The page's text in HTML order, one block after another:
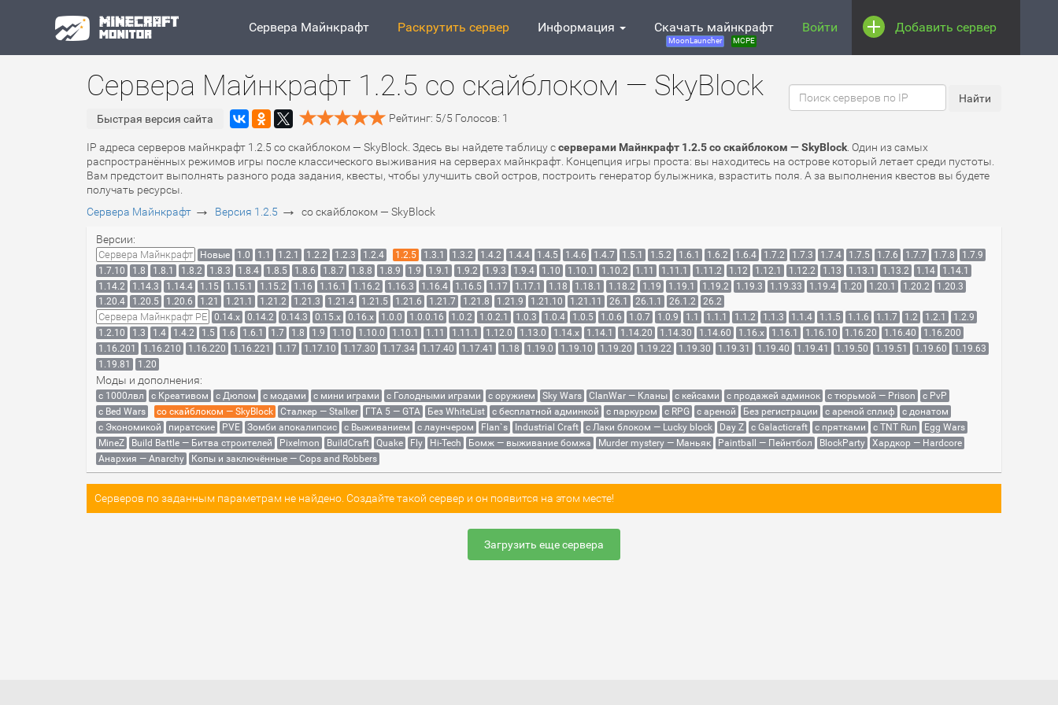
Сервера Майнкрафт Раскрутить сервер Информация Скачать майнкрафт
MoonLauncher MCPE
Войти Добавить сервер
Сервера Майнкрафт 1.2.5 со скайблоком — SkyBlock
Быстрая версия сайта Рейтинг: 5/5 Голосов: 1
IP адреса серверов майнкрафт 1.2.5 со скайблоком — SkyBlock. Здесь вы найдете таблицу ссерверами Майнкрафт 1.2.5 со скайблоком — SkyBlock . Один из самых
распространённых режимов игры после классического выживания на серверах майнкрафт. Концепция игры проста: вы находитесь на острове который летает среди пустоты.
Вам предстоит выполнять разного рода задания, квесты, чтобы улучшить свой остров, построить генератор булыжника, взрастить поля. А за выполнения квестов вы будете
получать ресурсы.
Сервера Майнкрафт → Версия 1.2.5 → со скайблоком — SkyBlock
Версии:
Сервера Майнкрафт Новые 1.0 1.1 1.2.1 1.2.2 1.2.3 1.2.4 1.2.5 1.3.1 1.3.2 1.4.2 1.4.4 1.4.5 1.4.6 1.4.7 1.5.1 1.5.2 1.6.1 1.6.2 1.6.4 1.7.2 1.7.3 1.7.4 1.7.5 1.7.6 1.7.7 1.7.8
1.7.9
1.7.10
1.8 1.8.1 1.8.2 1.8.3 1.8.4 1.8.5 1.8.6 1.8.7 1.8.8 1.8.9 1.9 1.9.1 1.9.2 1.9.3 1.9.4 1.10 1.10.1 1.10.2 1.11 1.11.1 1.11.2 1.12 1.12.1 1.12.2 1.13 1.13.1 1.13.2 1.14
1.14.1
1.14.2
1.14.3 1.14.4 1.15 1.15.1 1.15.2 1.16 1.16.1 1.16.2 1.16.3 1.16.4 1.16.5 1.17 1.17.1 1.18 1.18.1 1.18.2 1.19 1.19.1 1.19.2 1.19.3 1.19.33 1.19.4 1.20 1.20.1 1.20.2
1.20.3
1.20.4
1.20.5 1.20.6 1.21 1.21.1 1.21.2 1.21.3 1.21.4 1.21.5 1.21.6 1.21.7 1.21.8 1.21.9 1.21.10 1.21.11 26.1 26.1.1 26.1.2 26.2
Сервера Майнкрафт PE 0.14.x 0.14.2 0.14.3 0.15.x 0.16.x 1.0.0 1.0.0.16 1.0.2 1.0.2.1 1.0.3 1.0.4 1.0.5 1.0.6 1.0.7 1.0.9 1.1 1.1.1 1.1.2 1.1.3 1.1.4 1.1.5 1.1.6 1.1.7 1.2 1.2.1
1.2.9
1.2.10
1.3 1.4 1.4.2 1.5 1.6 1.6.1 1.7 1.8 1.9 1.10 1.10.0 1.10.1 1.11 1.11.1 1.12.0 1.13.0 1.14.x 1.14.1 1.14.20 1.14.30 1.14.60 1.16.x 1.16.1 1.16.10 1.16.20 1.16.40
1.16.200
1.16.201
1.16.210 1.16.220 1.16.221 1.17 1.17.10 1.17.30 1.17.34 1.17.40 1.17.41 1.18 1.19.0 1.19.10 1.19.20 1.19.22 1.19.30 1.19.31 1.19.40 1.19.41 1.19.50 1.19.51 1.19.60
1.19.63
1.19.81
1.20
Моды и дополнения:
с 1000лвл c Креативом с Дюпом с модами с мини играми с Голодными играми с оружием Sky Wars ClanWar — Кланы с кейсами с продажей админок с тюрьмой — Prison
с PvP
с Bed Wars
со скайблоком — SkyBlock Сталкер — Stalker ГТА 5 — GTA Без WhiteList с бесплатной админкой с паркуром с RPG с ареной Без регистрации с ареной сплиф
с донатом
с Экономикой
пиратские PVE Зомби апокалипсис с Выживанием с лаунчером Flan`s Industrial Craft с Лаки блоком — Lucky block Day Z с Galacticraft с прятками с TNT Run
Egg Wars
MineZ
Build Battle — Битва строителей Pixelmon BuildCraft Quake Fly Hi-Tech Бомж — выживание бомжа Murder mystery — Маньяк Paintball — Пейнтбол BlockParty
Хардкор — Hardcore
Анархия — Anarchy
Копы и заключённые — Cops and Robbers
Серверов по заданным параметрам не найдено. Создайте такой сервер и он появится на этом месте!
Загрузить еще сервера